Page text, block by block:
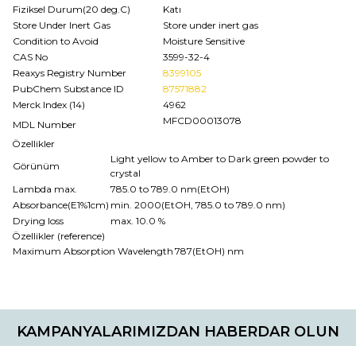
Fiziksel Durum(20 deg.C)
Katı
Store Under Inert Gas
Store under inert gas
Condition to Avoid
Moisture Sensitive
CAS No
3599-32-4
Reaxys Registry Number
8399105
PubChem Substance ID
87571882
Merck Index (14)
4962
MDL Number
MFCD00013078
Özellikler
Görünüm
Light yellow to Amber to Dark green powder to
crystal
Lambda max.
785.0 to 789.0 nm(EtOH)
Absorbance(E1%1cm) min. 2000(EtOH, 785.0 to 789.0 nm)
Drying loss
max. 10.0 %
Özellikler (reference)
Maximum Absorption Wavelength 787(EtOH) nm
konularda yetersiz gördüğünüz noktaları öneri formunu
Görüş ve önerileriniz için teşekkür ederiz.
KAMPANYALARIMIZDAN HABERDAR OLUN